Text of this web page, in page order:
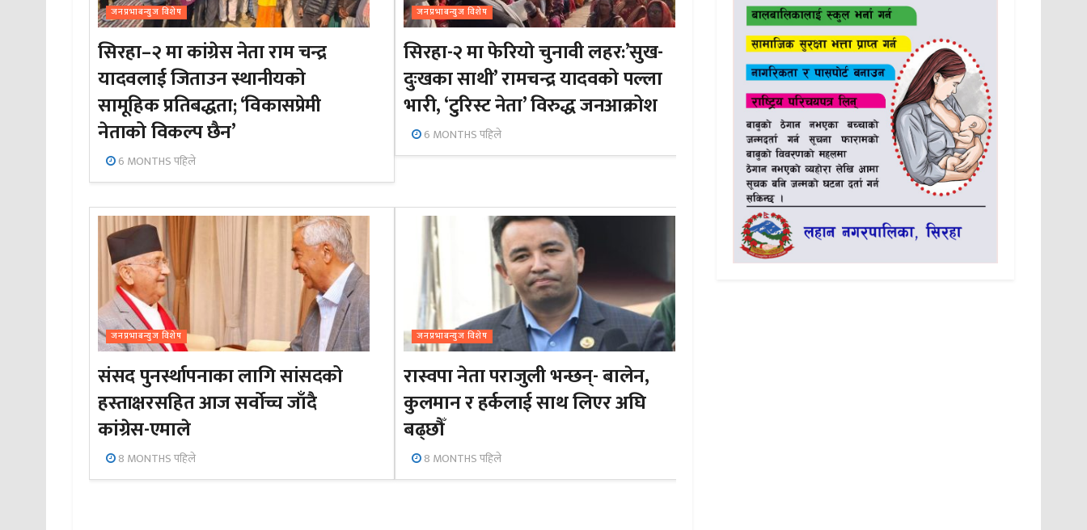
जनप्रभाबन्युज विशेष
सिरहा–२ मा कांग्रेस नेता राम चन्द्र
यादवलाई जिताउन स्थानीयको
सामूहिक प्रतिबद्धता; ‘विकासप्रेमी
नेताको विकल्प छैन’
6 MONTHS पहिले
जनप्रभाबन्युज विशेष
सिरहा-२ मा फेरियो चुनावी लहर:’सुख-
दुःखका साथी’ रामचन्द्र यादवको पल्ला
भारी, ‘टुरिस्ट नेता’ विरुद्ध जनआक्रोश
6 MONTHS पहिले
जनप्रभाबन्युज विशेष
संसद पुनर्स्थापनाका लागि सांसदको
हस्ताक्षरसहित आज सर्वोच्च जाँदै
कांग्रेस-एमाले
8 MONTHS पहिले
जनप्रभाबन्युज विशेष
रास्वपा नेता पराजुली भन्छन्- बालेन,
कुलमान र हर्कलाई साथ लिएर अघि
बढ्छौँ
8 MONTHS पहिले